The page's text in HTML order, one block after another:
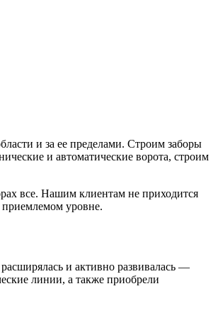
и за ее пределами. Строим заборы
и автоматические ворота, строим
все. Нашим клиентам не приходится
приемлемом уровне.
и активно развивалась —
линии, а также приобрели